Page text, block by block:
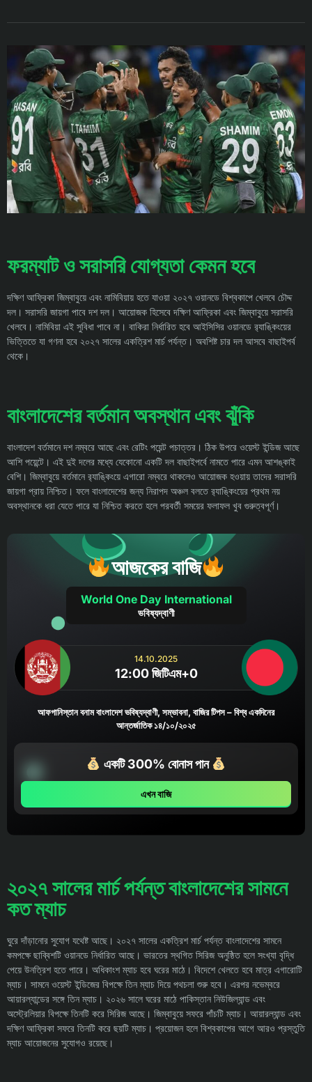
ফরম্যাট ও সরাসরি যোগ্যতা কেমন হবে
দক্ষিণ আফ্রিকা জিম্বাবুয়ে এবং নামিবিয়ায় হতে যাওয়া ২০২৭ ওয়ানডে বিশ্বকাপে খেলবে চৌদ্দ
দল। সরাসরি জায়গা পাবে দশ দল। আয়োজক হিসেবে দক্ষিণ আফ্রিকা এবং জিম্বাবুয়ে সরাসরি
খেলবে। নামিবিয়া এই সুবিধা পাবে না। বাকিরা নির্ধারিত হবে আইসিসির ওয়ানডে র‍্যাঙ্কিংয়ের
ভিত্তিতে যা গণনা হবে ২০২৭ সালের একত্রিশ মার্চ পর্যন্ত। অবশিষ্ট চার দল আসবে বাছাইপর্ব
থেকে।
বাংলাদেশের বর্তমান অবস্থান এবং ঝুঁকি
বাংলাদেশ বর্তমানে দশ নম্বরে আছে এবং রেটিং পয়েন্ট পচাত্তর। ঠিক উপরে ওয়েস্ট ইন্ডিজ আছে
আশি পয়েন্টে। এই দুই দলের মধ্যে যেকোনো একটি দল বাছাইপর্বে নামতে পারে এমন আশঙ্কাই
বেশি। জিম্বাবুয়ে বর্তমানে র‌্যাঙ্কিংয়ে এগারো নম্বরে থাকলেও আয়োজক হওয়ায় তাদের সরাসরি
জায়গা প্রায় নিশ্চিত। ফলে বাংলাদেশের জন্য নিরাপদ অঞ্চল বলতে র‌্যাঙ্কিংয়ের প্রথম নয়
অবস্থানকে ধরা যেতে পারে যা নিশ্চিত করতে হলে পরবর্তী সময়ের ফলাফল খুব গুরুত্বপূর্ণ।
আজকের বাজি
World One Day International
ভবিষ্যদ্বাণী
14.10.2025
12:00 জিটিএম+0
আফগানিস্তান বনাম বাংলাদেশ ভবিষ্যদ্বাণী, সম্ভাবনা, বাজির টিপস – বিশ্ব একদিনের
আন্তর্জাতিক ১৪/১০/২০২৫
একটি 300% বোনাস পান
এখন বাজি
২০২৭ সালের মার্চ পর্যন্ত বাংলাদেশের সামনে
কত ম্যাচ
ঘুরে দাঁড়ানোর সুযোগ যথেষ্ট আছে। ২০২৭ সালের একত্রিশ মার্চ পর্যন্ত বাংলাদেশের সামনে
কমপক্ষে ছাব্বিশটি ওয়ানডে নির্ধারিত আছে। ভারতের স্থগিত সিরিজ অনুষ্ঠিত হলে সংখ্যা বৃদ্ধি
পেয়ে উনত্রিশ হতে পারে। অধিকাংশ ম্যাচ হবে ঘরের মাঠে। বিদেশে খেলতে হবে মাত্র এগারোটি
ম্যাচ। সামনে ওয়েস্ট ইন্ডিজের বিপক্ষে তিন ম্যাচ দিয়ে পথচলা শুরু হবে। এরপর নভেম্বরে
আয়ারল্যান্ডের সঙ্গে তিন ম্যাচ। ২০২৬ সালে ঘরের মাঠে পাকিস্তান নিউজিল্যান্ড এবং
অস্ট্রেলিয়ার বিপক্ষে তিনটি করে সিরিজ আছে। জিম্বাবুয়ে সফরে পাঁচটি ম্যাচ। আয়ারল্যান্ড এবং
দক্ষিণ আফ্রিকা সফরে তিনটি করে ছয়টি ম্যাচ। প্রয়োজন হলে বিশ্বকাপের আগে আরও প্রস্তুতি
ম্যাচ আয়োজনের সুযোগও রয়েছে।